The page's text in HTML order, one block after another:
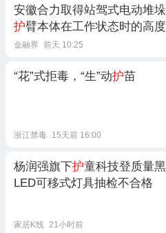
安徽合力取得站驾式电动堆
护臂本体在工作状态时的高度
金融界 前天 10:25
“花”式拒毒，“生”动护苗
浙江禁毒 15天前 16:00
杨润强旗下护童科技登质量黑
LED可移式灯具抽检不合格
家居K线 21小时前